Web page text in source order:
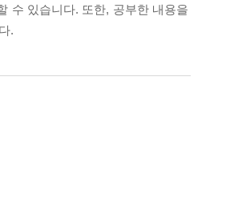
수 있습니다. 또한, 공부한 내용을
.